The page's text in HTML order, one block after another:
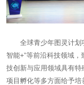
全球青少年图灵计划
智能+”等前沿科技领域
技创新与应用领域具有特
项目孵化等多方面给予培